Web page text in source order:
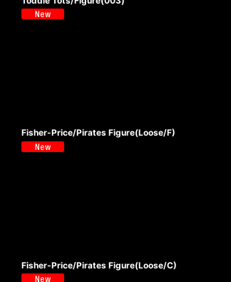
Fisher-Price/Pirates Figure(Loose/F)
Fisher-Price/Pirates Figure(Loose/C)